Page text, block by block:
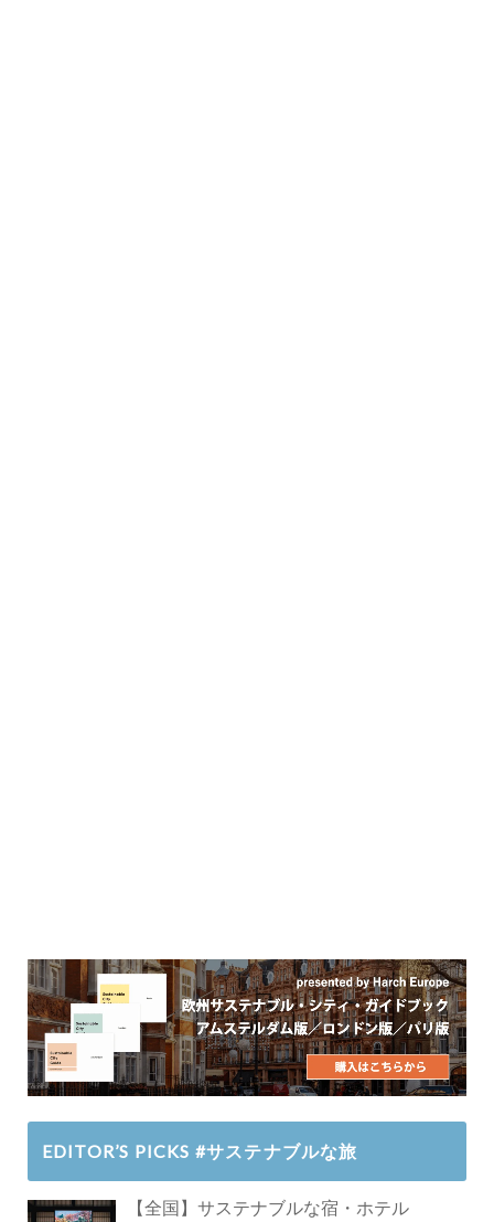
EDITOR’S PICKS #サステナブルな旅
【全国】サステナブルな宿・ホテル